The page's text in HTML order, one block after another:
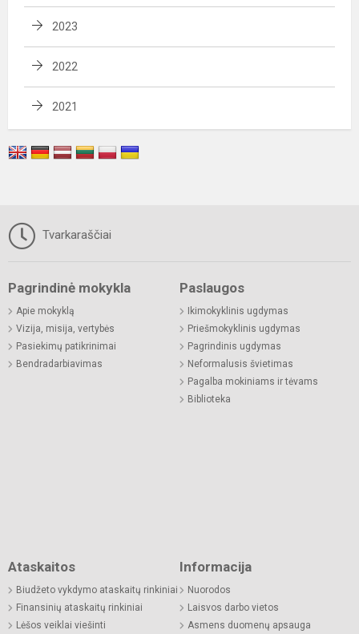
2023
2022
2021
Tvarkaraščiai
Pagrindinė mokykla
Apie mokyklą
Vizija, misija, vertybės
Pasiekimų patikrinimai
Bendradarbiavimas
Paslaugos
Ikimokyklinis ugdymas
Priešmokyklinis ugdymas
Pagrindinis ugdymas
Neformalusis švietimas
Pagalba mokiniams ir tėvams
Biblioteka
Ataskaitos
Biudžeto vykdymo ataskaitų rinkiniai
Finansinių ataskaitų rinkiniai
Lėšos veiklai viešinti
Informacija
Nuorodos
Laisvos darbo vietos
Asmens duomenų apsauga